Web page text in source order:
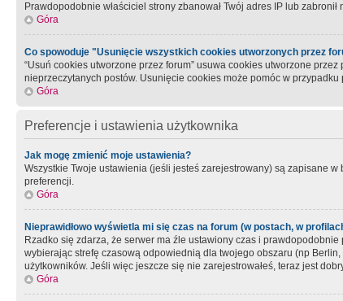
Prawdopodobnie właściciel strony zbanował Twój adres IP lub
Góra
Co spowoduje "Usunięcie wszystkich cookies utworzonych przez
“Usuń cookies utworzone przez forum” usuwa cookies utworzone
nieprzeczytanych postów. Usunięcie cookies może pomóc w
Góra
Preferencje i ustawienia użytkownika
Jak mogę zmienić moje ustawienia?
Wszystkie Twoje ustawienia (jeśli jesteś zarejestrowany) są zapisane
preferencji.
Góra
Nieprawidłowo wyświetla mi się czas na forum (w postach, w
Rzadko się zdarza, że serwer ma źle ustawiony czas i
wybierając strefę czasową odpowiednią dla twojego obszaru (np
użytkowników. Jeśli więc jeszcze się nie zarejestrowałeś, teraz jest
Góra